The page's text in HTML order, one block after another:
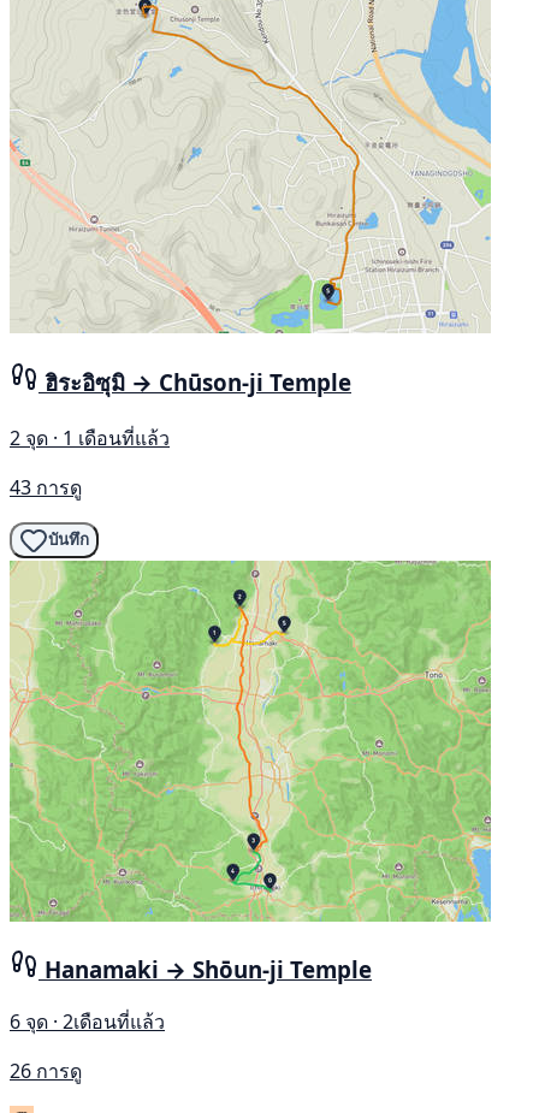
ฮิระอิซุมิ → Chūson-ji Temple
2 จุด · 1 เดือนที่แล้ว
43 การดู
บันทึก
Hanamaki → Shōun-ji Temple
6 จุด · 2เดือนที่แล้ว
26 การดู